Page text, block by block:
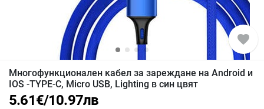
favorite
Многофункционален кабел за зареждане на Android и
IOS -TYPE-C, Micro USB, Lighting в син цвят
5.61€/10.97лв